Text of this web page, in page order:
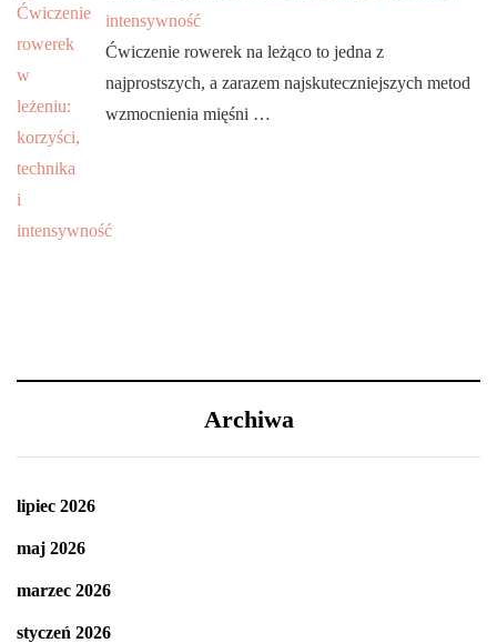
intensywność
Ćwiczenie rowerek na leżąco to jedna z
najprostszych, a zarazem najskuteczniejszych metod
wzmocnienia mięśni …
Archiwa
lipiec 2026
maj 2026
marzec 2026
styczeń 2026